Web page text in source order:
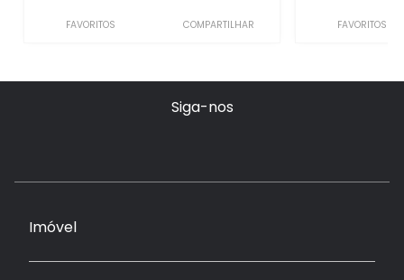
FAVORITOS COMPARTILHAR FAVORITOS
Siga-nos
Imóvel